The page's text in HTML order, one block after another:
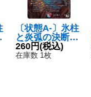
〔状態A-〕氷柱
と炎弧の決断
【VR】{23RP4
X3/8}《多》
260円(税込)
在庫数 1枚